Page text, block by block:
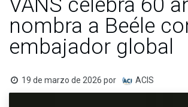
nombra a Beéle
embajador global
19 de marzo de 2026 por ACIS